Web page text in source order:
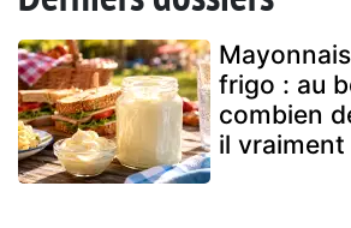
frigo : au
combien
il vraiment